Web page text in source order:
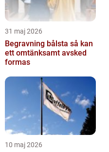
31 maj 2026
Begravning bålsta så kan
ett omtänksamt avsked
formas
10 maj 2026